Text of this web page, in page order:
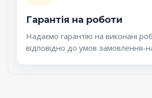
Гарантія на роботи
Надаємо гарантію на виконані
відповідно до умов замовлення-